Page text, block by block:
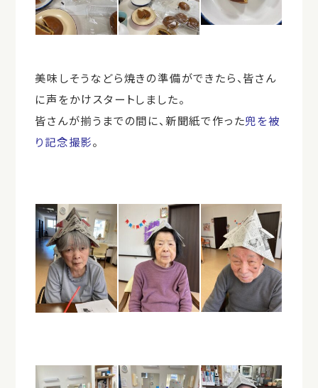
美味しそうなどら焼きの準備ができたら、皆さん
に声をかけスタートしました。
皆さんが揃うまでの間に、新聞紙で作った兜を被
り記念撮影。